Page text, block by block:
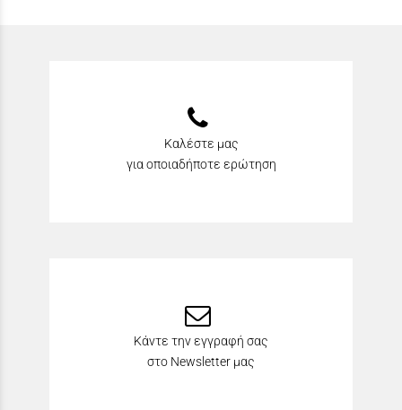
Καλέστε μας
για οποιαδήποτε ερώτηση
Κάντε την εγγραφή σας
στο Newsletter μας